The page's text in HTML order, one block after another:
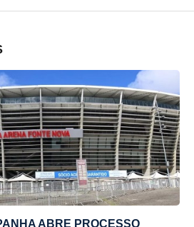
ABRE PROCESSO